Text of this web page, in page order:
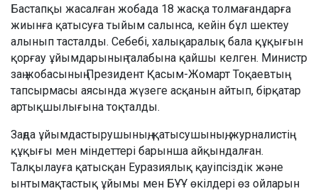
Бастапқы жасалған жобада 18 жасқа толмағандарға
жиынға қатысуға тыйым салынса, кейін бұл шектеу
алынып тасталды. Себебі, халықаралық бала құқығын
қорғау ұйымдарының талабына қайшы келген. Министр
заң жобасының Президент Қасым-Жомарт Тоқаевтың
тапсырмасы аясында жүзеге асқанын айтып, бірқатар
артықшылығына тоқталды.
Заңда ұйымдастырушының, қатысушының, журналистің
құқығы мен міндеттері барынша айқындалған.
Талқылауға қатысқан Еуразиялық қауіпсіздік және
ынтымақтастық ұйымы мен БҰҰ өкілдері өз ойларын